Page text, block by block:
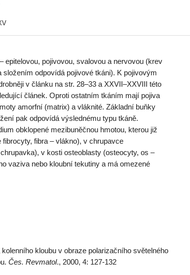
epitelovou, pojivovou, svalovou a nervovou (krev
odpovídá pojivové tkáni). K pojivovým
v článku na str. 28–33 a XXVII–XXVIII této
článek. Oproti ostatním tkáním mají pojiva
amorfní (matrix) a vláknité. Základní buňky
pak odpovídá výslednému typu tkáně.
obklopené mezibuněčnou hmotou, kterou již
fibra – vlákno), v chrupavce
v kosti osteo­blasty (osteocyty, os –
vaziva nebo kloubní tekutiny a má omezené
kloubu v obraze polarizačního světelného
Čes. Revmatol., 2000, 4: 127-132